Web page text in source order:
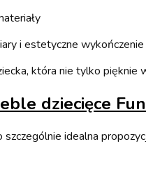
i estetyczne wykończenie
która nie tylko
dziecięce
idealna